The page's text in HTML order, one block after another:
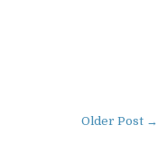
Older Post →